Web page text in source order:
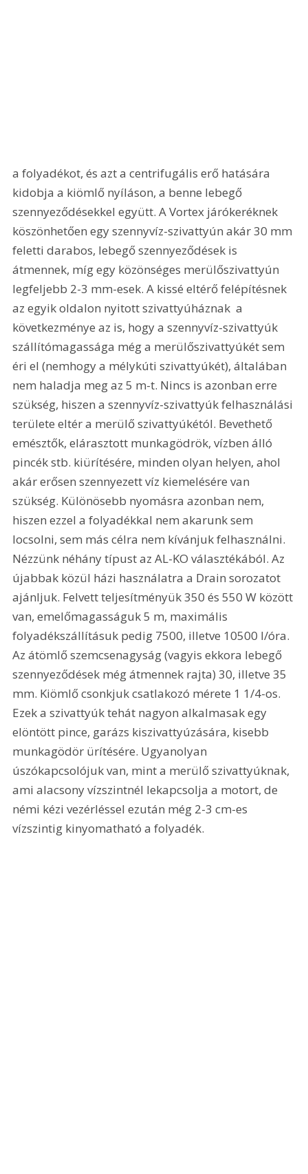
a folyadékot, és azt a centrifugális erő hatására
kidobja a kiömlő nyíláson, a benne lebegő
szennyeződésekkel együtt. A Vortex járókeréknek
köszönhetően egy szennyvíz-szivattyún akár 30 mm
feletti darabos, lebegő szennyeződések is
átmennek, míg egy közönséges merülőszivattyún
legfeljebb 2-3 mm-esek. A kissé eltérő felépítésnek 
az egyik oldalon nyitott szivattyúháznak  a
következménye az is, hogy a szennyvíz-szivattyúk
szállítómagassága még a merülőszivattyúkét sem
éri el (nemhogy a mélykúti szivattyúkét), általában
nem haladja meg az 5 m-t. Nincs is azonban erre
szükség, hiszen a szennyvíz-szivattyúk felhasználási
területe eltér a merülő szivattyúkétól. Bevethető
emésztők, elárasztott munkagödrök, vízben álló
pincék stb. kiürítésére, minden olyan helyen, ahol
akár erősen szennyezett víz kiemelésére van
szükség. Különösebb nyomásra azonban nem,
hiszen ezzel a folyadékkal nem akarunk sem
locsolni, sem más célra nem kívánjuk felhasználni.
Nézzünk néhány típust az AL-KO választékából. Az
újabbak közül házi használatra a Drain sorozatot
ajánljuk. Felvett teljesítményük 350 és 550 W között
van, emelőmagasságuk 5 m, maximális
folyadékszállításuk pedig 7500, illetve 10500 l/óra.
Az átömlő szemcsenagyság (vagyis ekkora lebegő
szennyeződések még átmennek rajta) 30, illetve 35
mm. Kiömlő csonkjuk csatlakozó mérete 1 1/4-os.
Ezek a szivattyúk tehát nagyon alkalmasak egy
elöntött pince, garázs kiszivattyúzására, kisebb
munkagödör ürítésére. Ugyanolyan
úszókapcsolójuk van, mint a merülő szivattyúknak,
ami alacsony vízszintnél lekapcsolja a motort, de
némi kézi vezérléssel ezután még 2-3 cm-es
vízszintig kinyomatható a folyadék.